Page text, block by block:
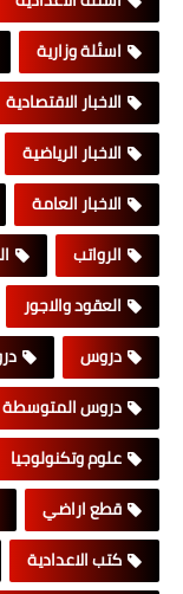
اسئلة وزارية
الاخبار الاقتصادية
الاخبار الرياضية
الاخبار العامة
الرواتب
العقود والاجور
دروس
دروس المتوسطة
علوم وتكنولوجيا
قطع اراضي
كتب الاعدادية